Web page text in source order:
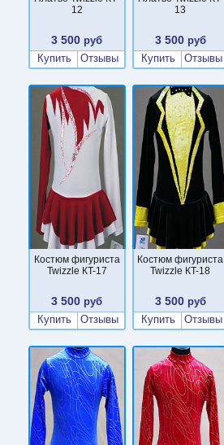
12
3 500 руб
Купить
Отзывы
13
3 500 руб
Купить
Отзывы
Костюм фигуриста
Twizzle КT-17
3 500 руб
Купить
Отзывы
Костюм фигуриста
Twizzle КT-18
3 500 руб
Купить
Отзывы